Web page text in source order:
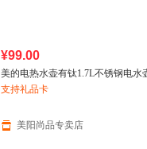
¥99.00
美的电热水壶有钛1.7L不锈钢电水
家用新款烧水壶煮开水壶大容量
支持礼品卡
美阳尚品专卖店